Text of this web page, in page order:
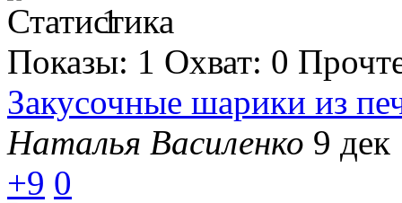
1
Показы: 1 Охват: 0
Закусочные шарики из
Наталья Василенко 9
+9 0